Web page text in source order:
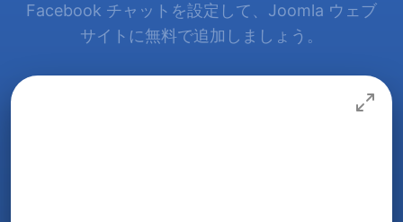
Facebook チャットを設定して、Joomla ウェブ
サイトに無料で追加しましょう。